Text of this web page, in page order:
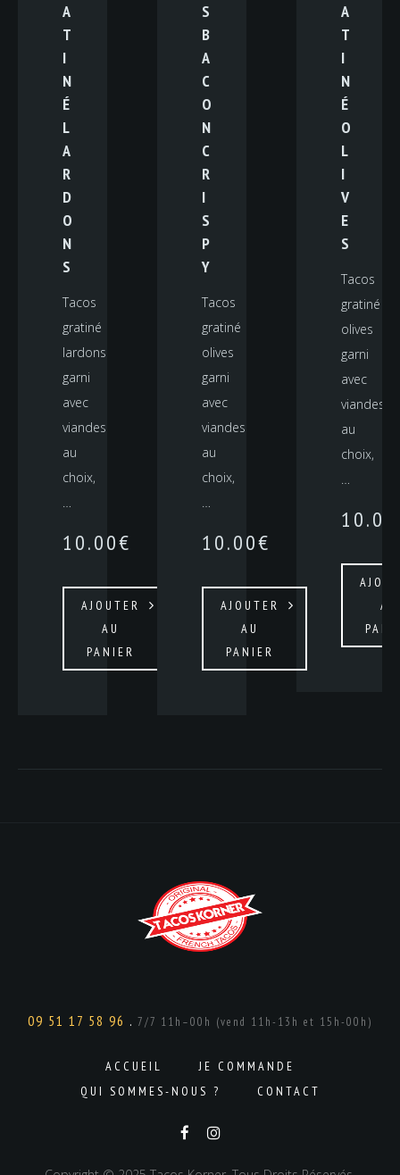
A
T
I
N
É
L
A
R
D
O
N
S
Tacos
gratiné
lardons
garni
avec
viandes
au
choix,
…
10.00€
AJOUTER
AU
PANIER
A
T
I
N
É
O
L
I
V
E
S
Tacos
gratiné
olives
garni
avec
viandes
au
choix,
…
10.00
AU
S
B
A
C
O
N
C
R
I
S
P
Y
Tacos
gratiné
olives
garni
avec
viandes
au
choix,
…
10.00€
AJOUTER
AU
PANIER
09 51 17 58 96 . 7/7 11h–00h (vend 11h-13h et 15h-00h)
ACCUEIL
JE COMMANDE
QUI SOMMES-NOUS ?
CONTACT